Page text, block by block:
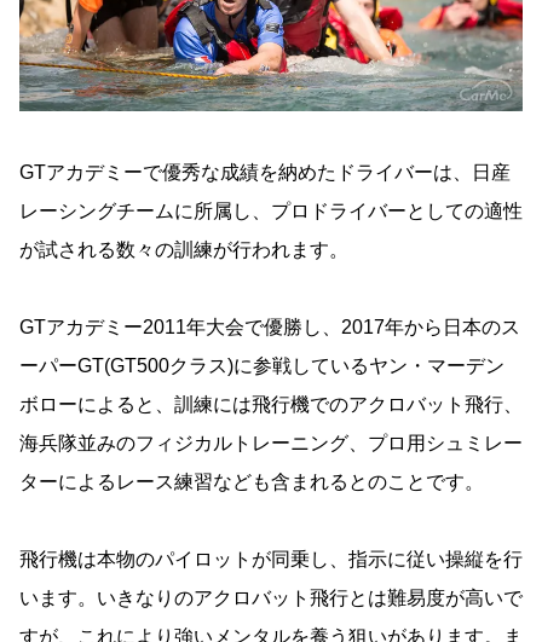
GTアカデミーで優秀な成績を納めたドライバーは、日産
レーシングチームに所属し、プロドライバーとしての適性
が試される数々の訓練が行われます。
GTアカデミー2011年大会で優勝し、2017年から日本のス
ーパーGT(GT500クラス)に参戦しているヤン・マーデン
ボローによると、訓練には飛行機でのアクロバット飛行、
海兵隊並みのフィジカルトレーニング、プロ用シュミレー
ターによるレース練習なども含まれるとのことです。
飛行機は本物のパイロットが同乗し、指示に従い操縦を行
います。いきなりのアクロバット飛行とは難易度が高いで
すが、これにより強いメンタルを養う狙いがあります。ま